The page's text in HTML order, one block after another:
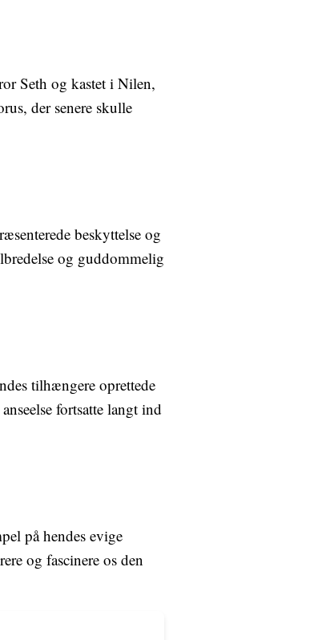
Seth og kastet i Nilen,
der senere skulle
beskyttelse og
og guddommelig
tilhængere oprettede
fortsatte langt ind
på hendes evige
og fascinere os den